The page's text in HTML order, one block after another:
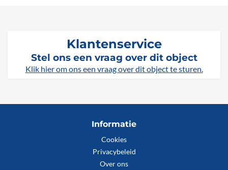
Klantenservice
Stel ons een vraag over dit object
Klik hier om ons een vraag over dit object te sturen.
Informatie
Cookies
Privacybeleid
Over ons